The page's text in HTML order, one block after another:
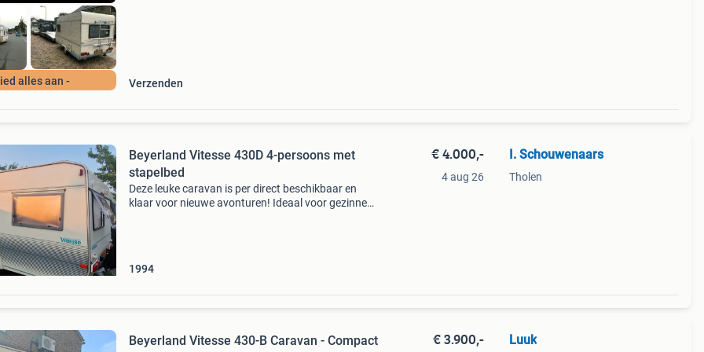
alles aan - Verzenden
Beyerland Vitesse 430D 4-persoons met
stapelbed
Deze leuke caravan is per direct beschikbaar en
klaar voor nieuwe avonturen! Ideaal voor gezinnen
1994
€ 4.000,-
4 aug 26
I. Schouwenaars
Tholen
Beyerland Vitesse 430-B Caravan - Compact
€ 3.900,- Luuk